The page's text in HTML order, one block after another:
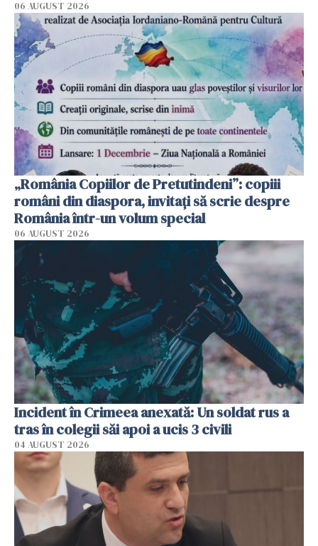
06 AUGUST 2026
„România Copiilor de Pretutindeni”: copiii
români din diaspora, invitați să scrie despre
România într-un volum special
06 AUGUST 2026
Incident în Crimeea anexată: Un soldat rus a
tras în colegii săi apoi a ucis 3 civili
04 AUGUST 2026